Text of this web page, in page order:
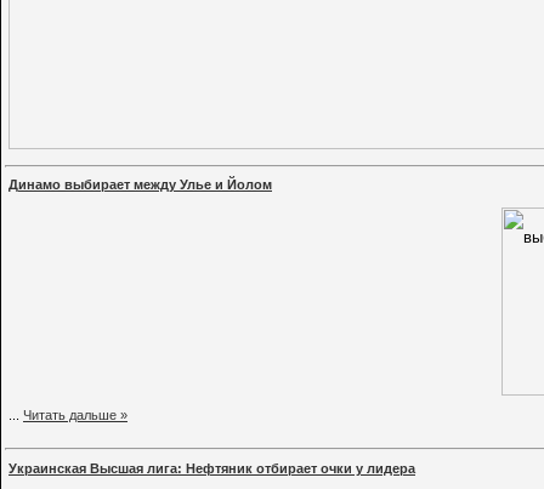
Динамо выбирает между Улье и Йолом
Читать дальше »
Украинская Высшая лига: Нефтяник отбирает очки у лидера